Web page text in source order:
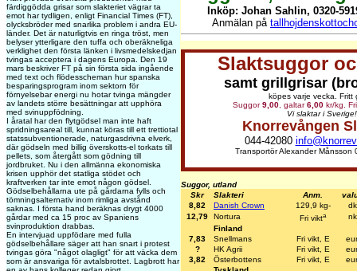
färdiggödda grisar som slakteriet vägrar ta
emot har tydligen, enligt Financial Times (FT),
olycksbröder med snarlika problem i andra EU-
länder. Det är naturligtvis en ringa tröst, men
belyser ytterligare den tuffa och oberäkneliga
verklighet den första länken i livsmedelskedjan
tvingas acceptera i dagens Europa. Den 19
mars beskriver FT på sin första sida ingående
med text och flödesscheman hur spanska
besparingsprogram inom sektorn för
förnyelsebar energi nu hotar tvinga mängder
av landets större besättningar att upphöra
med svinuppfödning.
I åratal har den flytgödsel man inte haft
spridningsareal till, kunnat köras till ett trettiotal
statssubventionerade, naturgasdrivna elverk,
där gödseln med billig överskotts-el torkats till
pellets, som återgått som gödning till
jordbruket. Nu i den allmänna ekonomiska
krisen upphör det statliga stödet och
kraftverken tar inte emot någon gödsel.
Gödselbehållarna ute på gårdarna fylls och
tömningsalternativ inom rimliga avstånd
saknas. I första hand beräknas drygt 4000
gårdar med ca 15 proc av Spaniens
svinproduktion drabbas.
En intervjuad uppfödare med fulla
gödselbehållare säger att han snart i protest
tvingas göra "något olagligt" för att väcka dem
som är ansvariga för avtalsbrottet. Lagbrott har
Inköp: Johan Sahlin, 0320-
Anmälan på
Slaktsuggor
samt grillgrisar
köpes varje vecka. Fritt
Suggor9,00 , galtar6,00 kr/kg.
Vi slaktar i Sverige!
Knorrevången
044-42080
Transportör Alexander Månsson
Suggor, utland
Skr
Slakteri Anm.
8,82
Danish Crown 129,9 kg-
12,79
Nortura Fri vikta
Finland
7,83
Snellmans Fri vikt, E
?
HK Agrii Fri vikt, E
3,82
Österbottens Fri vikt, E